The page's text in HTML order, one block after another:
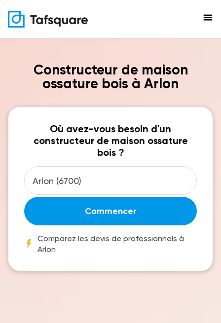
menu
Constructeur de maison
ossature bois à Arlon
Où avez-vous besoin d'un
constructeur de maison ossature
bois ?
Commencer
Comparez les devis de professionnels à
Arlon